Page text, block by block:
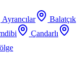
Ayrancılar
Balatçık
Çandarlı